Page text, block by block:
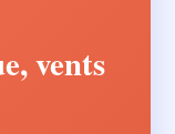
vents